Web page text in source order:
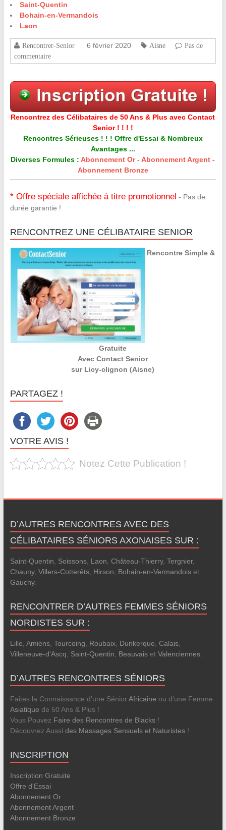
Saint-Quentin
Bohain-en-Vermandois
Laon
Rencontrer-Senior 6 février 2020 Aisne
Pas de
commentaire
Rencontrez des Célibataires de 50 Ans & Plus avec Contact
Senior ! ! ! !
Rencontres Sérieuses ! ! ! Offre d'Essai & Nombreux
Avantages ...
Diverses Formules : Abonnement Or-Abonnement Argent -
Abonnement Bronze
* Offre spéciale affichée à titre promotionnel - Pas de
durée garantie !
RENCONTREZ UNE CÉLIBATAIRE SENIOR
Rencontre Simple &
Gratuite
Avec Contact Senior
sur Licy-clignon (Aisne)
PARTAGEZ !
VOTRE AVIS !
Notez Cette Publication !
D’AUTRES RENCONTRES AVEC DES
CÉLIBATAIRES SÉNIORS AXONAISES SUR :
Saint-Quentin Soissons, Laon Château-Thierry, Tergnier,
Chauny, Villers-Cotterêts, Hirson Bohain-en-Vermandoiset
Gauchy.
RENCONTRER D’AUTRES FEMMES SÉNIORS
NORDISTES SUR :
Lille Amiens, Tourcoing Roubaix, Dunkerque Calais,
Villeneuve-d'Ascq
Saint-Quentin Beauvaiset Valenciennes.
D’AUTRES RENCONTRES SÉNIORS
Faites la Connaissance d'une SéniorAfricaine ou d'une Femme
Asiatique de 50 Ans & Plus !
Vous Pouvez Faire des Rencontres de Blacks!
Découvrez Aussi des Massages Sensuels et Naturistes!
INSCRIPTION
Inscription Gratuite
Offre d'Essai
Abonnement Or
Abonnement Argent
Abonnement Bronze